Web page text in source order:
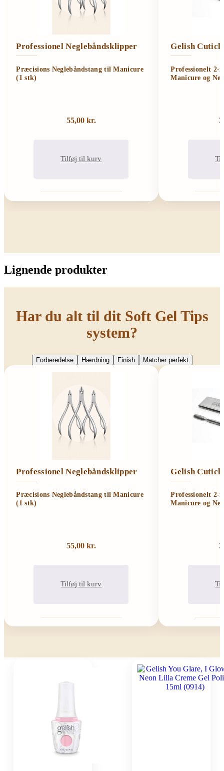
Professionel Neglebåndsklipper
Præcisions Neglebåndstang til Manicure
(1 stk)
55,00 kr.
Tilføj til kurv
Gelish
Professionelt
Manicure og
Lignende produkter
Har du alt til dit Soft Gel Tips
system?
Forberedelse Hærdning Finish Matcher perfekt
Professionel Neglebåndsklipper
Præcisions Neglebåndstang til Manicure
(1 stk)
55,00 kr.
Tilføj til kurv
Gelish
Professionelt
Manicure og